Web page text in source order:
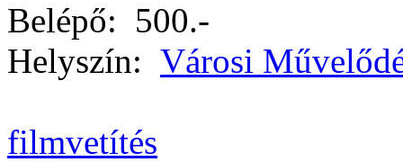
Belépő: 500.-
Helyszín: Városi
filmvetítés